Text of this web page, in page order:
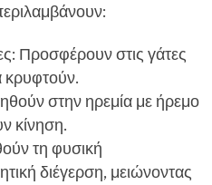
Προσφέρουν στις γάτες
κρυφτούν.
στην ηρεμία με ήρεμο
κίνηση.
τη φυσική
διέγερση, μειώνοντας